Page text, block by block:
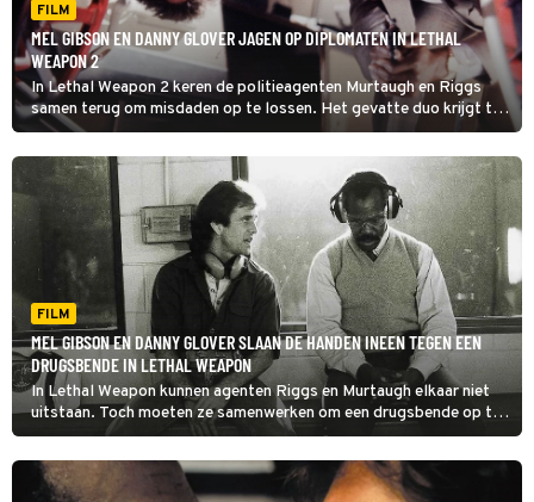
FILM
MEL GIBSON EN DANNY GLOVER JAGEN OP DIPLOMATEN IN LETHAL
WEAPON 2
In Lethal Weapon 2 keren de politieagenten Murtaugh en Riggs
samen terug om misdaden op te lossen. Het gevatte duo krijgt te
maken met corrupte Zuid-Afrikaanse diplomaten.
FILM
MEL GIBSON EN DANNY GLOVER SLAAN DE HANDEN INEEN TEGEN EEN
DRUGSBENDE IN LETHAL WEAPON
In Lethal Weapon kunnen agenten Riggs en Murtaugh elkaar niet
uitstaan. Toch moeten ze samenwerken om een drugsbende op te
rollen.